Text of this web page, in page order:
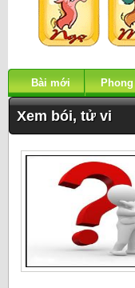
Bài mới
Xem bói, tử vi